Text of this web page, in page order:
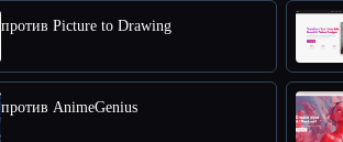
против Picture to Drawing
против AnimeGenius